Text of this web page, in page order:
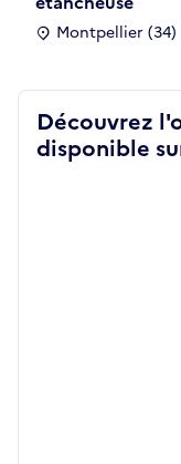
Montpellier (34)
Découvrez
disponible